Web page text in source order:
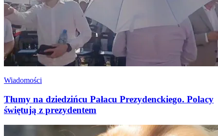
Wiadomości
Tłumy na dziedzińcu Pałacu Prezydenckiego. Polacy
świętują z prezydentem